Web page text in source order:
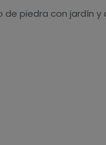
de piedra con jardín